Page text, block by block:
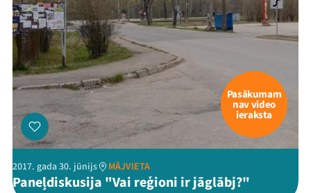
Pasākumam
nav video
ieraksta
2017. gada 30. jūnijs MĀJVIETA
Paneļdiskusija "Vai reģioni ir jāglābj?"